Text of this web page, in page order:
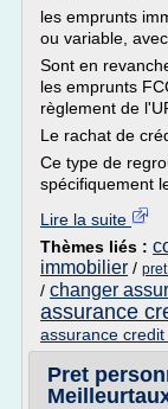
les emprunts
ou variable,
Sont en
les emprunts
règlement de
Le rachat de
Ce type de
spécifiquement
Lire la suite
Thèmes liés :
immobilier /
/ changer
assurance
assurance
Pret